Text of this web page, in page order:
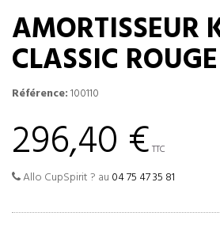
AMORTISSEUR
CLASSIC ROUGE
Référence:100110
296,40 € TTC
Allo CupSpirit ? au 04 75 47 35 81